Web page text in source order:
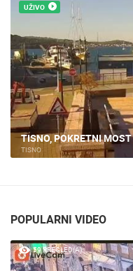
UŽIVO
JEZERA
JEZERA
POPULARNI VIDEO
59 PREGLED(A)